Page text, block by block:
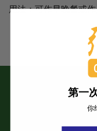
用法：可作早晚餐或
第一
你